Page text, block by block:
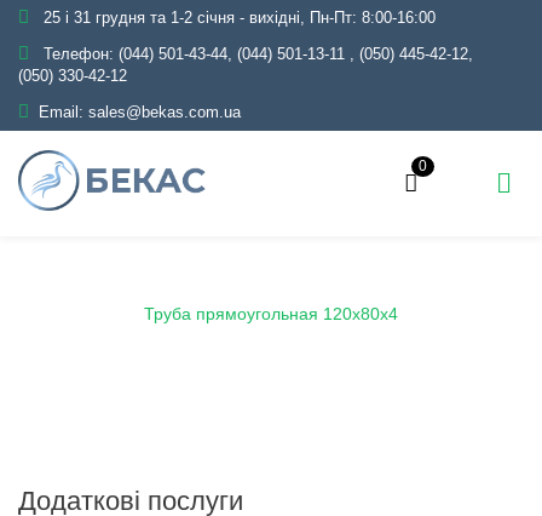
25 і 31 грудня та 1-2 січня - вихідні, Пн-Пт: 8:00-16:00
Телефон: (044) 501-43-44, (044) 501-13-11 , (050) 445-42-12,
(050) 330-42-12
Email: sales@bekas.com.ua
0
Труба прямоугольная 120х80х4
Додаткові послуги